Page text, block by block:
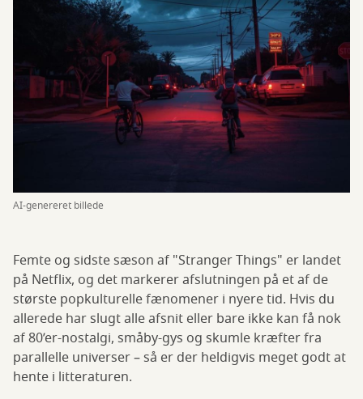
AI-genereret billede
Femte og sidste sæson af "Stranger Things" er landet
på Netflix, og det markerer afslutningen på et af de
største popkulturelle fænomener i nyere tid. Hvis du
allerede har slugt alle afsnit eller bare ikke kan få nok
af 80’er-nostalgi, småby-gys og skumle kræfter fra
parallelle universer – så er der heldigvis meget godt at
hente i litteraturen.